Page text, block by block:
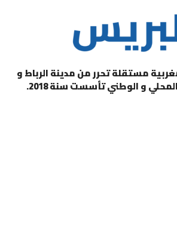
مستقلة تحرر من مدينة الرباط و
و الوطني تأسست سنة 2018.